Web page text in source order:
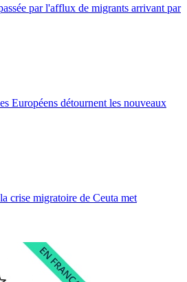
par l'afflux de migrants arrivant par
Européens détournent les nouveaux
crise migratoire de Ceuta met